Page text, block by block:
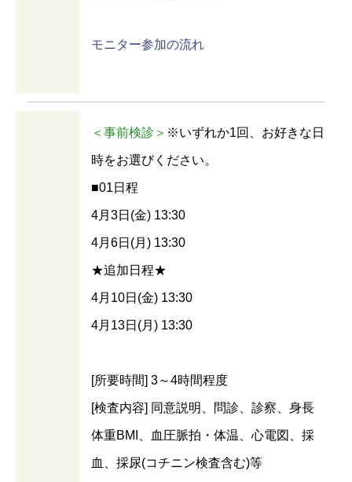
モニター参加の流れ
＜事前検診＞ ※いずれか1回、お好きな日
時をお選びください。
■01日程
4月3日(金) 13:30
4月6日(月) 13:30
★追加日程★
4月10日(金) 13:30
4月13日(月) 13:30
[所要時間] 3～4時間程度
[検査内容] 同意説明、問診、診察、身長
体重BMI、血圧脈拍・体温、心電図、採
血、採尿(コチニン検査含む)等